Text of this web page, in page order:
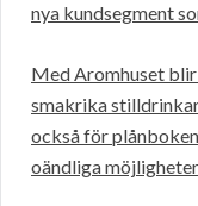
nya kundsegment
Med Aromhuset
smakrika
också för
oändliga